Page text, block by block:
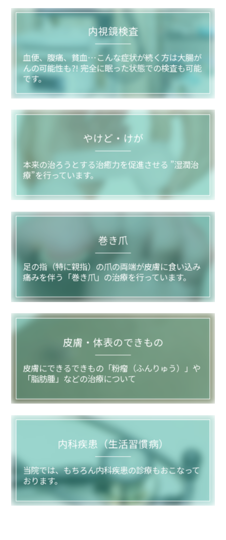
内視鏡検査
血便、腹痛、貧血…こんな症状が続く方は大腸が
んの可能性も?! 完全に眠った状態での検査も可能
です。
やけど・けが
本来の治ろうとする治癒力を促進させる ”湿潤治
療”を行っています。
巻き爪
足の指（特に親指）の爪の両端が皮膚に食い込み
痛みを伴う「巻き爪」の治療を行っています。
皮膚・体表のできもの
皮膚にできるできもの「粉瘤（ふんりゅう）」や
「脂肪腫」などの治療について
内科疾患（生活習慣病）
当院では、もちろん内科疾患の診療もおこなって
おります。